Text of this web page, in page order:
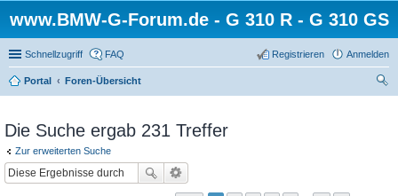
www.BMW-G-Forum.de - G 310 R - G 310 GS
Schnellzugriff FAQ Anmelden
Registrieren
Portal
Foren-Übersicht
Die Suche ergab 231 Treffer
Zur erweiterten Suche